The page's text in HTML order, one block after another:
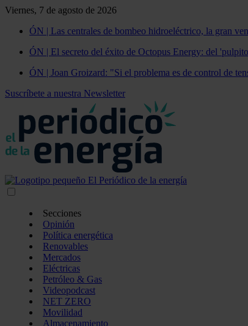
Viernes, 7 de agosto de 2026
ÓN | Las centrales de bombeo hidroeléctrico, la gran
ÓN | El secreto del éxito de Octopus Energy: del
ÓN | Joan Groizard: "Si el problema es de control de
Suscríbete a nuestra Newsletter
Secciones
Opinión
Política energética
Renovables
Mercados
Eléctricas
Petróleo & Gas
Videopodcast
NET ZERO
Movilidad
Almacenamiento